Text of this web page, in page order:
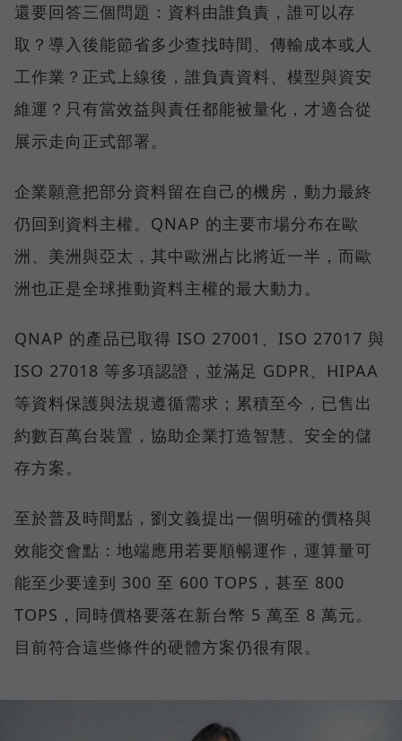
還要回答三個問題：資料由誰負責，誰可以存
取？導入後能節省多少查找時間、傳輸成本或人
工作業？正式上線後，誰負責資料、模型與資安
維運？只有當效益與責任都能被量化，才適合從
展示走向正式部署。
企業願意把部分資料留在自己的機房，動力最終
仍回到資料主權。QNAP 的主要市場分布在歐
洲、美洲與亞太，其中歐洲占比將近一半，而歐
洲也正是全球推動資料主權的最大動力。
QNAP 的產品已取得 ISO 27001、ISO 27017 與
ISO 27018 等多項認證，並滿足 GDPR、HIPAA
等資料保護與法規遵循需求；累積至今，已售出
約數百萬台裝置，協助企業打造智慧、安全的儲
存方案。
至於普及時間點，劉文義提出一個明確的價格與
效能交會點：地端應用若要順暢運作，運算量可
能至少要達到 300 至 600 TOPS，甚至 800
TOPS，同時價格要落在新台幣 5 萬至 8 萬元。
目前符合這些條件的硬體方案仍很有限。